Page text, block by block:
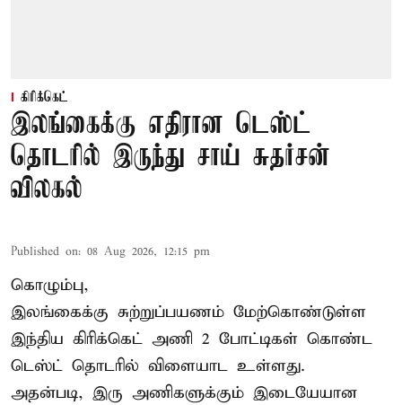
கிரிக்கெட்
இலங்கைக்கு எதிரான டெஸ்ட்
தொடரில் இருந்து சாய் சுதர்சன்
விலகல்
Published on: 08 Aug 2026, 12:15 pm
கொழும்பு,
இலங்கைக்கு சுற்றுப்பயணம் மேற்கொண்டுள்ள
இந்திய கிரிக்கெட் அணி 2 போட்டிகள் கொண்ட
டெஸ்ட் தொடரில் விளையாட உள்ளது.
அதன்படி, இரு அணிகளுக்கும் இடையேயான